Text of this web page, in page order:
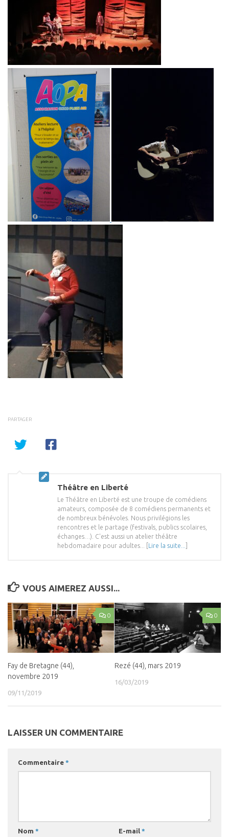
PARTAGER
Théâtre en Liberté
Le Théâtre en Liberté est une troupe de comédiens
amateurs, composée de 8 comédiens permanents et
de nombreux bénévoles. Nous privilégions les
rencontres et le partage (festivals, publics scolaires,
échanges…). C'est aussi un atelier théâtre
hebdomadaire pour adultes... [
Lire la suite...
VOUS AIMEREZ AUSSI...
0
Fay de Bretagne (44),
novembre 2019
09/11/2019
0
Rezé (44), mars 2019
16/03/2019
LAISSER UN COMMENTAIRE
Commentaire *
Nom * E-mail *